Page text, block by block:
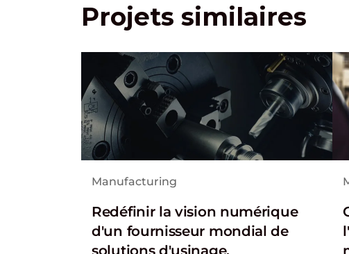
Projets similaires
Manufacturing
Redéfinir la vision numérique
d'un fournisseur mondial de
solutions d'usinage.